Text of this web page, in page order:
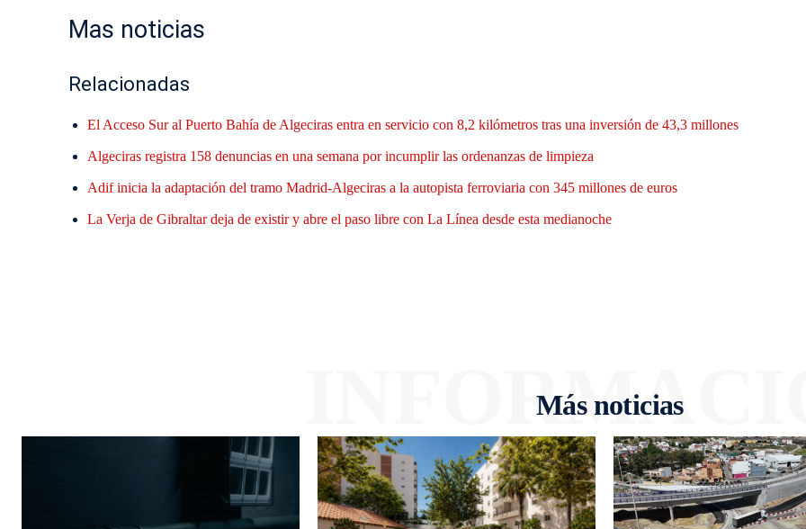
Mas noticias
Relacionadas
El Acceso Sur al Puerto Bahía de Algeciras entra en servicio con 8,2 kilómetros tras una inversión de 43,3 millones
Algeciras registra 158 denuncias en una semana por incumplir las ordenanzas de limpieza
Adif inicia la adaptación del tramo Madrid-Algeciras a la autopista ferroviaria con 345 millones de euros
La Verja de Gibraltar deja de existir y abre el paso libre con La Línea desde esta medianoche
Más noticias